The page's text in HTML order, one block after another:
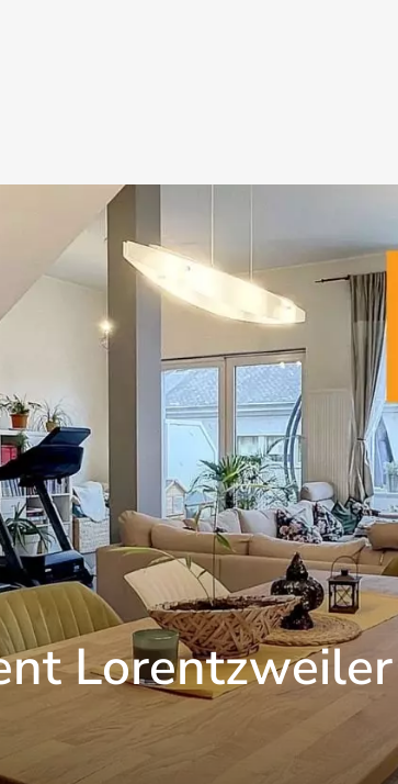
Lorentzweiler